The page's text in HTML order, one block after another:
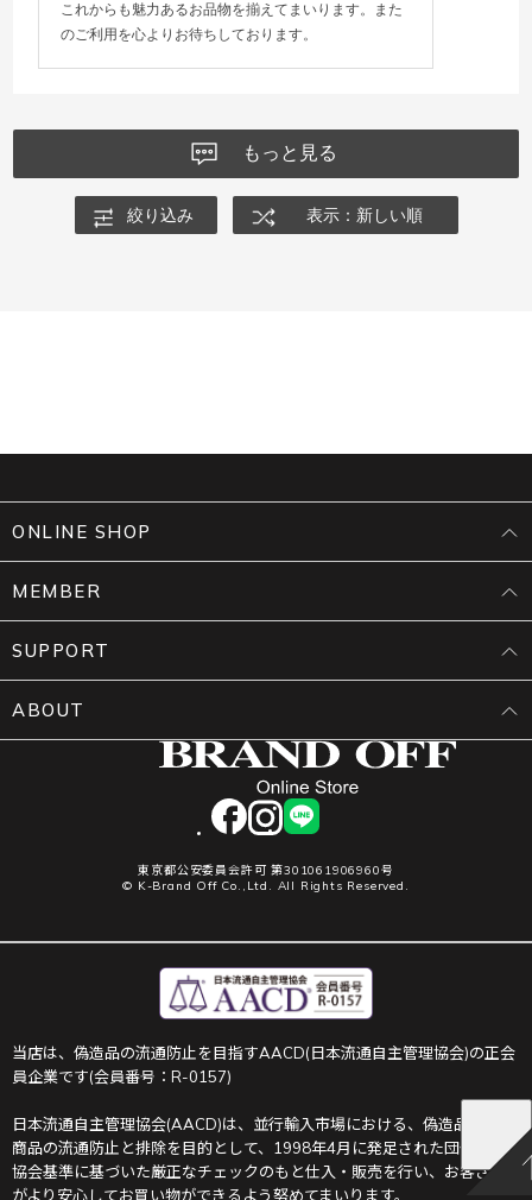
これからも魅力あるお品物を揃えてまいります。また
のご利用を心よりお待ちしております。
もっと見る
絞り込み 表示：新しい順
facebookinstagram
LINE
東京都公安委員会許可 第301061906960号
© K-Brand Off Co.,Ltd. All Rights Reserved.
ONLINE SHOP
MEMBER
SUPPORT
ABOUT
当店は、偽造品の流通防止を目指すAACD(日本流通自主管理協会)の正会
員企業です(会員番号：R-0157)
日本流通自主管理協会(AACD)は、並行輸入市場における、偽造品や不正
商品の流通防止と排除を目的として、1998年4月に発足された団体です。
協会基準に基づいた厳正なチェックのもと仕入・販売を行い、お客さま
がより安心してお買い物ができるよう努めてまいります。